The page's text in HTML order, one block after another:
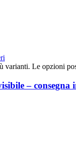
varianti. Le opzioni
– consegna